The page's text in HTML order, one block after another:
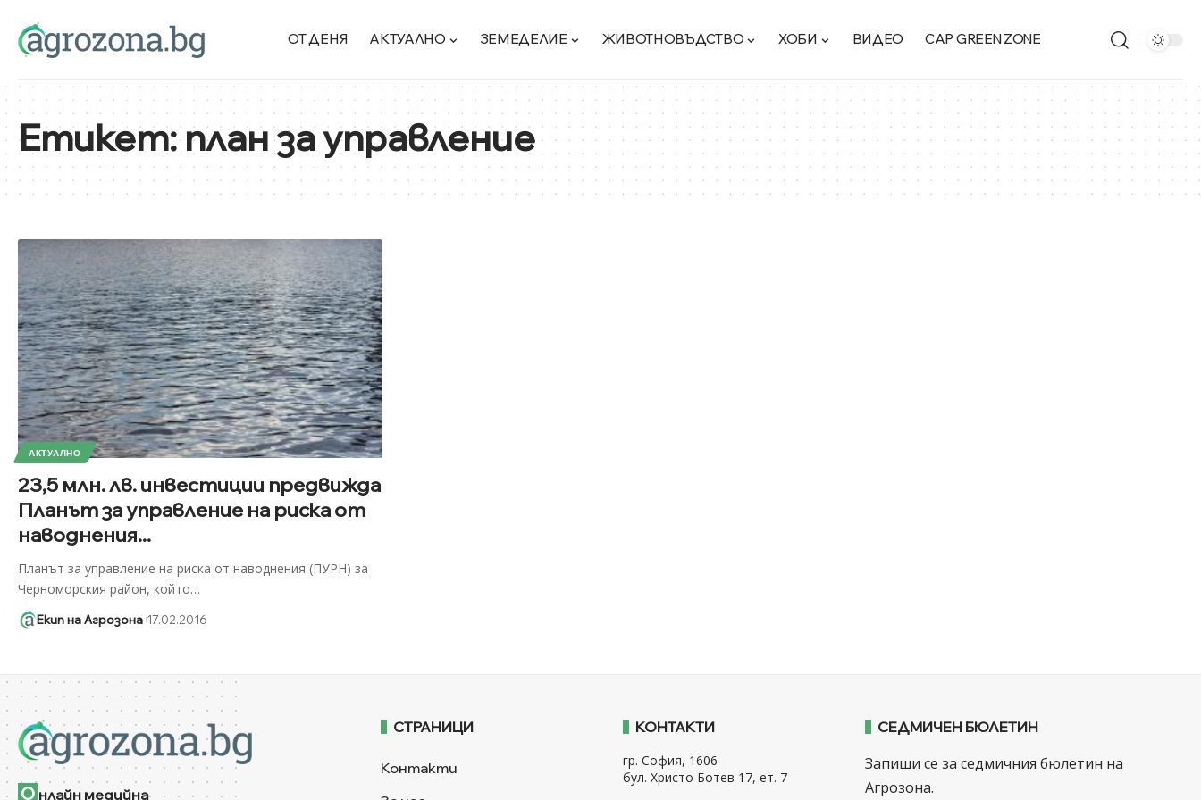
ОТ ДЕНЯ АКТУАЛНО ЗЕМЕДЕЛИЕ ЖИВОТНОВЪДСТВО ХОБИ ВИДЕО CAP GREEN ZONE
Етикет:план за управление
АКТУАЛНО
23,5 млн. лв. инвестиции предвижда
Планът за управление на риска от
наводнения...
Планът за управление на риска от наводнения (ПУРН) за
Черноморския район, който…
Екип на Агрозона 17.02.2016
О нлайн медийна
СТРАНИЦИ
Контакти
КОНТАКТИ
гр. София, 1606
бул. Христо Ботев 17, ет. 7
СЕДМИЧЕН БЮЛЕТИН
Запиши се за седмичния бюлетин на
Агрозона.